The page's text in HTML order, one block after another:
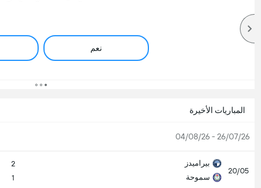
نعم
المباريات الأخيرة
26/07/26 - 04/08/26
20/05
بيراميدز
سموحة
2
1